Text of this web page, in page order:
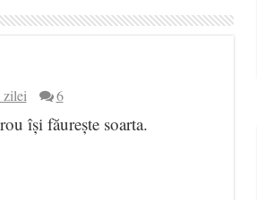
zilei 6
își făurește soarta.